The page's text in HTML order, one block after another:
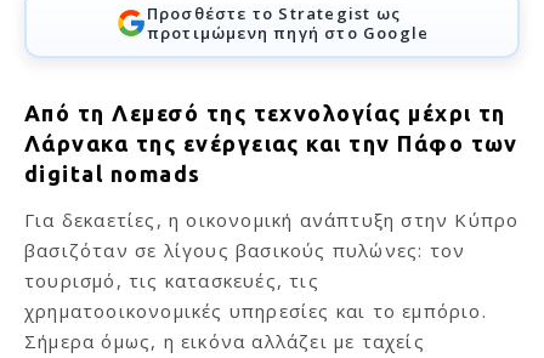
Προσθέστε το Strategist ως
προτιμώμενη πηγή στο Google
Από τη Λεμεσό της τεχνολογίας μέχρι τη
Λάρνακα της ενέργειας και την Πάφο των
digital nomads
Για δεκαετίες, η οικονομική ανάπτυξη στην Κύπρο
βασιζόταν σε λίγους βασικούς πυλώνες: τον
τουρισμό, τις κατασκευές, τις
χρηματοοικονομικές υπηρεσίες και το εμπόριο.
Σήμερα όμως, η εικόνα αλλάζει με ταχείς